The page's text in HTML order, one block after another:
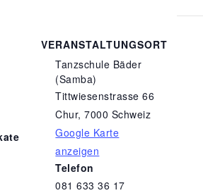
VERANSTALTUNGSORT
Tanzschule Bäder
(Samba)
Tittwiesenstrasse 66
Chur, 7000 Schweiz
Google Karte
anzeigen
Telefon
081 633 36 17